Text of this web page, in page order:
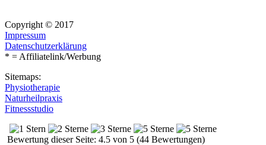
Copyright © 2017
Impressum
Datenschutzerklärung
* = Affiliatelink/Werbung
Sitemaps:
Physiotherapie
Naturheilpraxis
Fitnessstudio
Bewertung dieser Seite: 4.5 von 5 (44 Bewertungen)